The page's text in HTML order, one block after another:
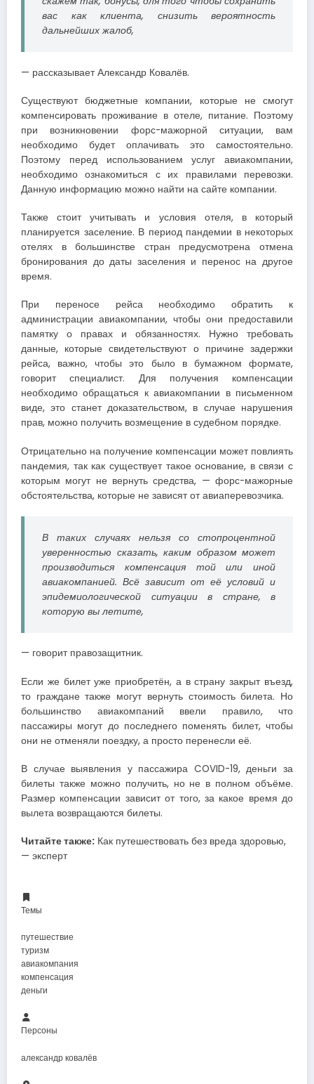
вас как клиента, снизить вероятность
дальнейших жалоб,
— рассказывает Александр Ковалёв.
Существуют бюджетные компании, которые не смогут
компенсировать проживание в отеле, питание. Поэтому
при возникновении форс-мажорной ситуации, вам
необходимо будет оплачивать это самостоятельно.
Поэтому перед использованием услуг авиакомпании,
необходимо ознакомиться с их правилами перевозки.
Данную информацию можно найти на сайте компании.
Также стоит учитывать и условия отеля, в который
планируется заселение. В период пандемии в некоторых
отелях в большинстве стран предусмотрена отмена
бронирования до даты заселения и перенос на другое
время.
При переносе рейса необходимо обратить к
администрации авиакомпании, чтобы они предоставили
памятку о правах и обязанностях. Нужно требовать
данные, которые свидетельствуют о причине задержки
рейса, важно, чтобы это было в бумажном формате,
говорит специалист. Для получения компенсации
необходимо обращаться к авиакомпании в письменном
виде, это станет доказательством, в случае нарушения
прав, можно получить возмещение в судебном порядке.
Отрицательно на получение компенсации может повлиять
пандемия, так как существует такое основание, в связи с
которым могут не вернуть средства, — форс-мажорные
обстоятельства, которые не зависят от авиаперевозчика.
В таких случаях нельзя со стопроцентной
уверенностью сказать, каким образом может
производиться компенсация той или иной
авиакомпанией. Всё зависит от её условий и
эпидемиологической ситуации в стране, в
которую вы летите,
— говорит правозащитник.
Если же билет уже приобретён, а в страну закрыт въезд,
то граждане также могут вернуть стоимость билета. Но
большинство авиакомпаний ввели правило, что
пассажиры могут до последнего поменять билет, чтобы
они не отменяли поездку, а просто перенесли её.
В случае выявления у пассажира COVID-19, деньги за
билеты также можно получить, но не в полном объёме.
Размер компенсации зависит от того, за какое время до
вылета возвращаются билеты.
Читайте также: Как путешествовать без вреда здоровью,
— эксперт
Темы
путешествие
туризм
авиакомпания
компенсация
деньги
Персоны
александр ковалёв